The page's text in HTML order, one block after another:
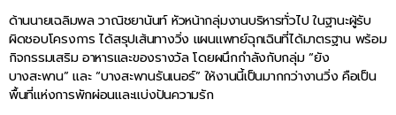
ด้านนายเฉลิมพล วาณิชยานันท์ หัวหน้ากลุ่มงานบริหารทั่วไป ในฐานะผู้รับ
ผิดชอบโครงการ ได้สรุปเส้นทางวิ่ง แผนแพทย์ฉุกเฉินที่ได้มาตรฐาน พร้อม
กิจกรรมเสริม อาหารและของรางวัล โดยผนึกกำลังกับกลุ่ม “ยัง
บางสะพาน” และ “บางสะพานรันเนอร์” ให้งานนี้เป็นมากกว่างานวิ่ง คือเป็น
พื้นที่แห่งการพักผ่อนและแบ่งปันความรัก